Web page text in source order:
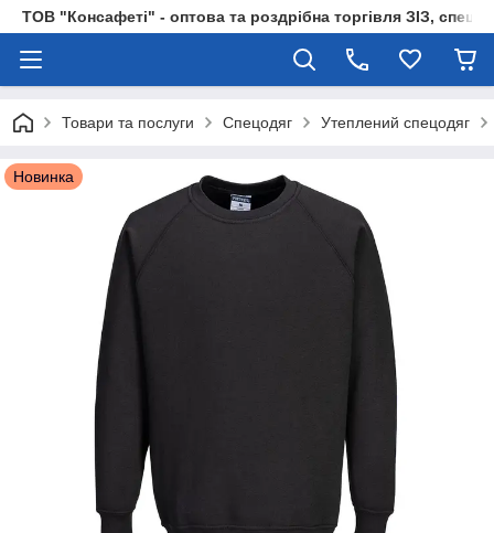
ТОВ "Консафеті" - оптова та роздрібна торгівля ЗІЗ,
Товари та послуги Спецодяг Утеплений спецодяг
Новинка